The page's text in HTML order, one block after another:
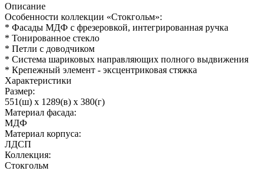
Описание
Особенности коллекции «Стокгольм»:
* Фасады МДФ с фрезеровкой, интегрированная ручка
* Тонированное стекло
* Петли с доводчиком
* Система шариковых направляющих полного выдвижения
* Крепежный элемент - эксцентриковая стяжка
Характеристики
Размер:
551(ш) x 1289(в) x 380(г)
Материал фасада:
МДФ
Материал корпуса:
ЛДСП
Коллекция:
Стокгольм